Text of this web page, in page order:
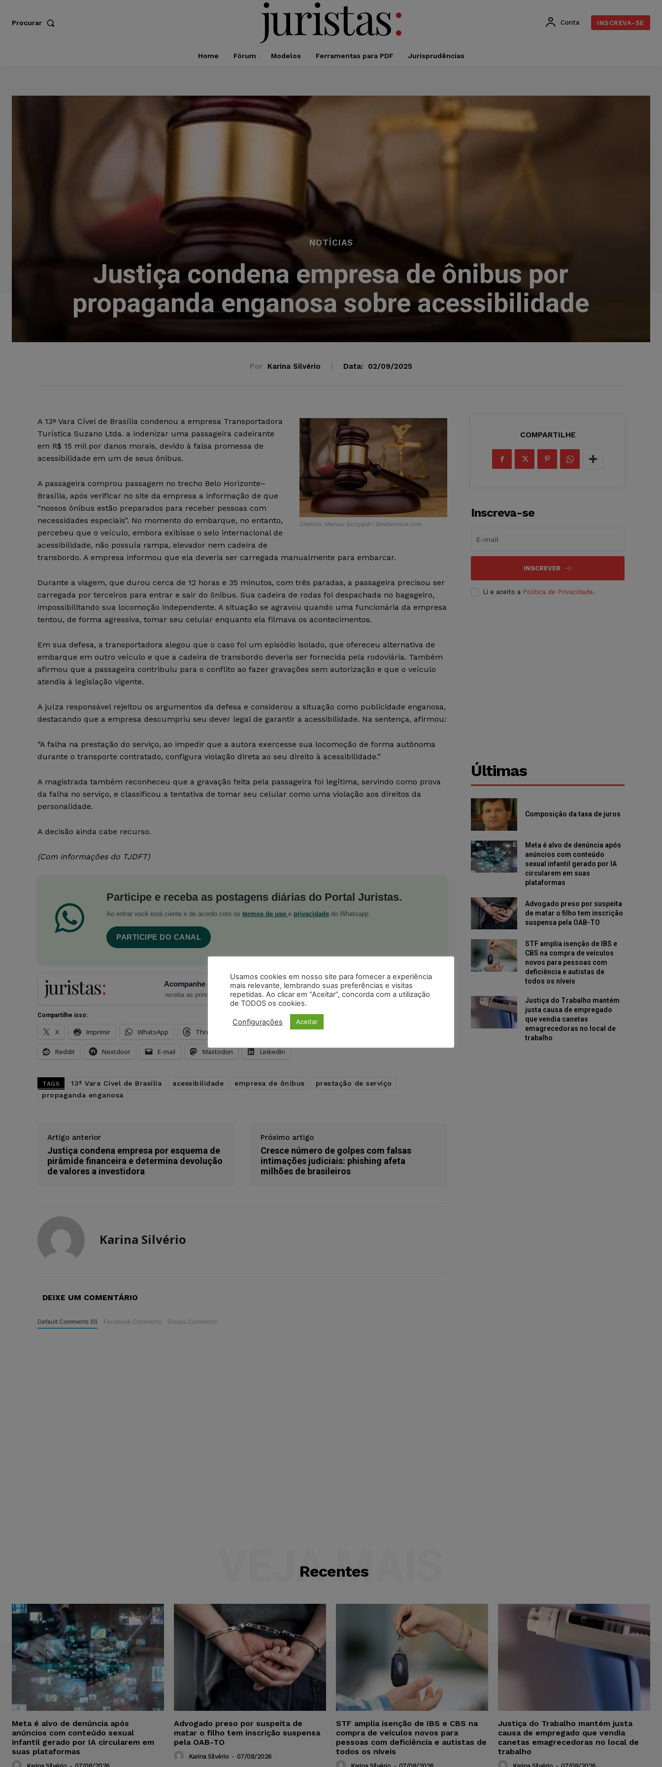
Procurar Conta INSCREVA-SE
Home Fórum Modelos Ferramentas para PDF Jurisprudências
NOTÍCIAS
Justiça condena empresa de ônibus por
propaganda enganosa sobre acessibilidade
Por Karina Silvério Data: 02/09/2025
Créditos: Mariusz Szczygiel / Shutterstock.com
A 13ª Vara Cível de Brasília condenou a empresa Transportadora
Turística Suzano Ltda. a indenizar uma passageira cadeirante
em R$ 15 mil por danos morais, devido à falsa promessa de
acessibilidade em um de seus ônibus.
A passageira comprou passagem no trecho Belo Horizonte–
Brasília, após verificar no site da empresa a informação de que
“nossos ônibus estão preparados para receber pessoas com
necessidades especiais”. No momento do embarque, no entanto,
percebeu que o veículo, embora exibisse o selo internacional de
acessibilidade, não possuía rampa, elevador nem cadeira de
transbordo. A empresa informou que ela deveria ser carregada manualmente para embarcar.
Durante a viagem, que durou cerca de 12 horas e 35 minutos, com três paradas, a passageira precisou ser
carregada por terceiros para entrar e sair do ônibus. Sua cadeira de rodas foi despachada no bagageiro,
impossibilitando sua locomoção independente. A situação se agravou quando uma funcionária da empresa
tentou, de forma agressiva, tomar seu celular enquanto ela filmava os acontecimentos.
Em sua defesa, a transportadora alegou que o caso foi um episódio isolado, que ofereceu alternativa de
embarque em outro veículo e que a cadeira de transbordo deveria ser fornecida pela rodoviária. Também
afirmou que a passageira contribuiu para o conflito ao fazer gravações sem autorização e que o veículo
atendia à legislação vigente.
A juíza responsável rejeitou os argumentos da defesa e considerou a situação como publicidade enganosa,
destacando que a empresa descumpriu seu dever legal de garantir a acessibilidade. Na sentença, afirmou:
“A falha na prestação do serviço, ao impedir que a autora exercesse sua locomoção de forma autônoma
durante o transporte contratado, configura violação direta ao seu direito à acessibilidade.”
A magistrada também reconheceu que a gravação feita pela passageira foi legítima, servindo como prova
da falha no serviço, e classificou a tentativa de tomar seu celular como uma violação aos direitos da
personalidade.
A decisão ainda cabe recurso.
(Com informações do TJDFT)
Participe e receba as postagens diárias do Portal Juristas.
Ao entrar você está ciente e de acordo com os termos de uso e privacidade do Whatsapp.
PARTICIPE DO CANAL
Acompanhe o Juristas no Google News
receba as principais notícias jurídicas do Brasil
Seguir no Google
Compartilhe isso:
X Imprimir WhatsApp Threads Telegram
Reddit Nextdoor E-mail Mastodon LinkedIn
TAGS 13ª Vara Cível de Brasília acessibilidade empresa de ônibus
prestação de serviço
propaganda enganosa
Artigo anterior
Justiça condena empresa por esquema de
pirâmide financeira e determina devolução
de valores a investidora
Próximo artigo
Cresce número de golpes com falsas
intimações judiciais: phishing afeta
milhões de brasileiros
Karina Silvério
DEIXE UM COMENTÁRIO
Default Comments (0) Facebook Comments Disqus Comments
COMPARTILHE
Inscreva-se
INSCREVER
Li e aceito a Política de Privacidade.
Últimas
Composição da taxa de juros
Meta é alvo de denúncia após
anúncios com conteúdo
sexual infantil gerado por IA
circularem em suas
plataformas
Advogado preso por suspeita
de matar o filho tem inscrição
suspensa pela OAB-TO
STF amplia isenção de IBS e
CBS na compra de veículos
novos para pessoas com
deficiência e autistas de
todos os níveis
Justiça do Trabalho mantém
justa causa de empregado
que vendia canetas
emagrecedoras no local de
trabalho
Recentes
VEJA MAIS
Meta é alvo de denúncia após
anúncios com conteúdo sexual
infantil gerado por IA circularem em
suas plataformas
Advogado preso por suspeita de
matar o filho tem inscrição suspensa
pela OAB-TO
Karina Silvério - 07/08/2026
STF amplia isenção de IBS e CBS na
compra de veículos novos para
pessoas com deficiência e autistas de
todos os níveis
Justiça do Trabalho mantém justa
causa de empregado que vendia
canetas emagrecedoras no local de
trabalho
Usamos cookies em nosso site para fornecer a experiência
mais relevante, lembrando suas preferências e visitas
repetidas. Ao clicar em “Aceitar”, concorda com a utilização
de TODOS os cookies.
Configurações Aceitar